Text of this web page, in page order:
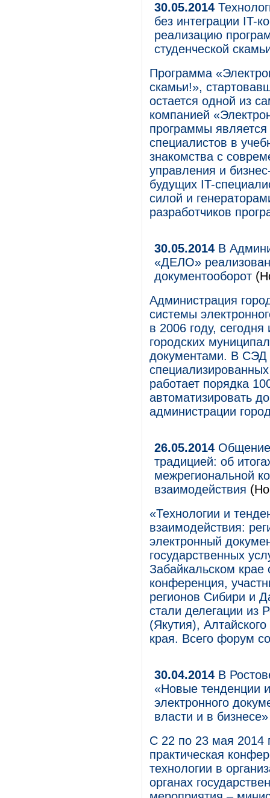
30.05.2014
без интеграции IT-
реализацию
студенческой
Программа
скамьи!»,
остается одной из
компанией
программы является
специалистов в
знакомства с
управления и
будущих IT-
силой и
разработчиков
30.05.2014 В
«ДЕЛО»
документооборот
Администрация
системы
в 2006 году,
городских
документами. В СЭД
работает порядка
автоматизировать
администрации
26.05.2014 Общение
традицией: об
межрегиональной
взаимодействия
«Технологии и
взаимодействия:
электронный
государственных
Забайкальском крае
конференция,
регионов Сибири и
стали делегации из
(Якутия),
края. Всего форум
30.04.2014 В
«Новые тенденции
электронного
власти и в бизнесе»
С 22 по 23 мая 2014
практическая
технологии в
органах